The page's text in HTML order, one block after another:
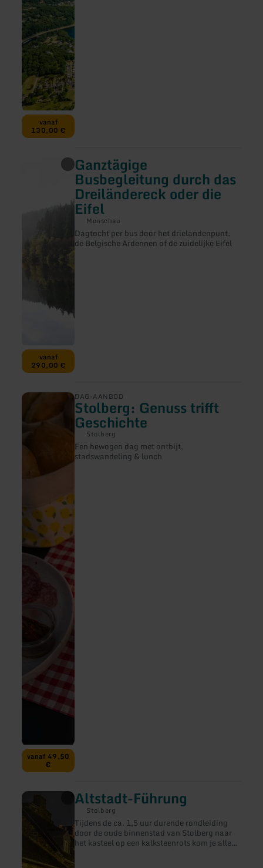
vanaf
130,00 €
vanaf
290,00 €
Ganztägige
Busbegleitung durch das
Dreiländereck oder die
Eifel
Monschau
Dagtocht per bus door het drielandenpunt,
de Belgische Ardennen of de zuidelijke Eifel
Eifel
vanaf 49,50
€
DAG-AANBOD
Stolberg: Genuss trifft
Geschichte
Stolberg
Een bewogen dag met ontbijt,
stadswandeling & lunch
meer
Altstadt-Führung
Stolberg
Tijdens de ca. 1,5 uur durende rondleiding
door de oude binnenstad van Stolberg naar
het kasteel op een kalksteenrots kom je alles
meer
informatie
over: